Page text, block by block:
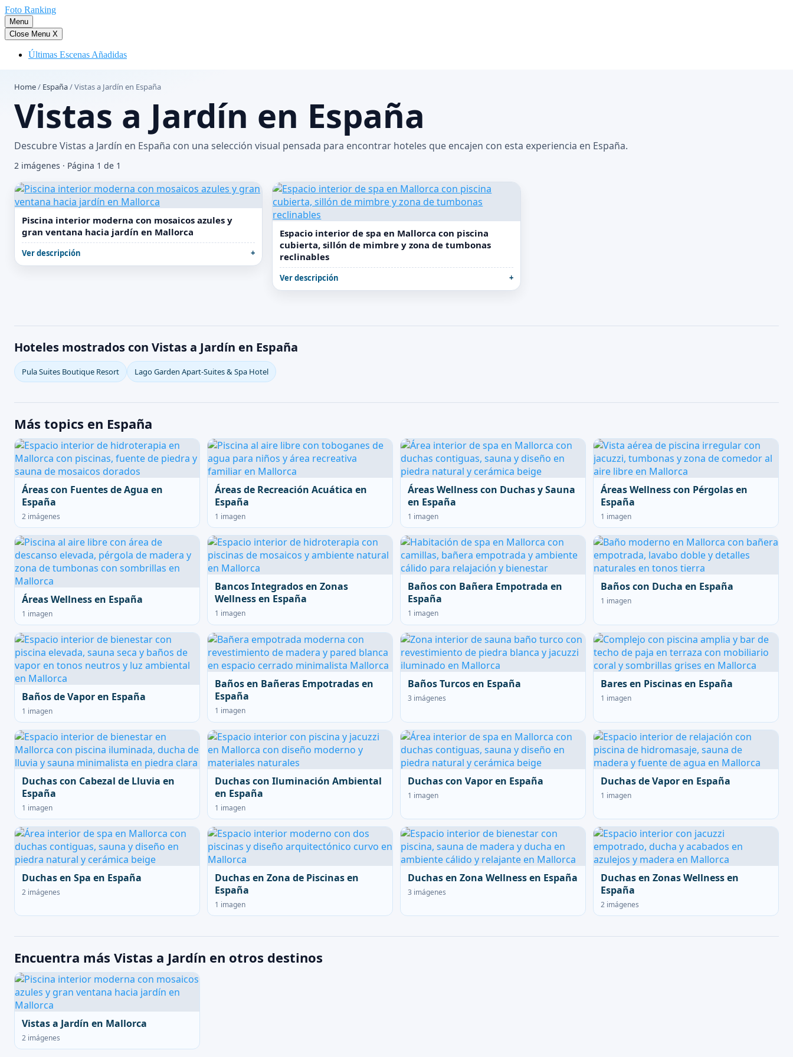
Saltar
al
contenido
Foto Ranking
Menu
Close Menu X
Últimas Escenas Añadidas
Home/ España/Vistas a Jardín en España
Vistas a Jardín en España
Descubre Vistas a Jardín en España con una selección visual pensada para encontrar hoteles que encajen con esta experiencia en España.
2 imágenes · Página 1 de 1
Piscina interior moderna con mosaicos azules y
gran ventana hacia jardín en Mallorca
Ver descripción
Espacio interior de spa en Mallorca con piscina
cubierta, sillón de mimbre y zona de tumbonas
reclinables
Ver descripción
Hoteles mostrados con Vistas a Jardín en España
Pula Suites Boutique Resort Lago Garden Apart-Suites & Spa Hotel
Más topics en España
Áreas con Fuentes de Agua en
España
2 imágenes
Áreas de Recreación Acuática en
España
1 imagen
Áreas Wellness con Duchas y Sauna
en España
1 imagen
Áreas Wellness con Pérgolas en
España
1 imagen
Áreas Wellness en España
1 imagen
Bancos Integrados en Zonas
Wellness en España
1 imagen
Baños con Bañera Empotrada en
España
1 imagen
Baños con Ducha en España
1 imagen
Baños de Vapor en España
1 imagen
Baños en Bañeras Empotradas en
España
1 imagen
Baños Turcos en España
3 imágenes
Bares en Piscinas en España
1 imagen
Duchas con Cabezal de Lluvia en
España
1 imagen
Duchas con Iluminación Ambiental
en España
1 imagen
Duchas con Vapor en España
1 imagen
Duchas de Vapor en España
1 imagen
Duchas en Spa en España
2 imágenes
Duchas en Zona de Piscinas en
España
1 imagen
Duchas en Zona Wellness en España
3 imágenes
Duchas en Zonas Wellness en
España
2 imágenes
Encuentra más Vistas a Jardín en otros destinos
Vistas a Jardín en Mallorca
2 imágenes